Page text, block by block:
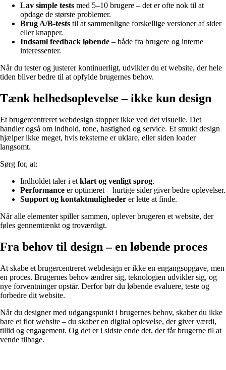
Lav simple tests med 5–10 brugere – det er ofte nok til at
opdage de største problemer.
Brug A/B-tests til at sammenligne forskellige versioner af sider
eller knapper.
Indsaml feedback løbende – både fra brugere og interne
interessenter.
Når du tester og justerer kontinuerligt, udvikler du et website, der hele
tiden bliver bedre til at opfylde brugernes behov.
Tænk helhedsoplevelse – ikke kun design
Et brugercentreret webdesign stopper ikke ved det visuelle. Det
handler også om indhold, tone, hastighed og service. Et smukt design
hjælper ikke meget, hvis teksterne er uklare, eller siden loader
langsomt.
Sørg for, at:
Indholdet taler i et klart og venligt sprog.
Performance er optimeret – hurtige sider giver bedre oplevelser.
Support og kontaktmuligheder er lette at finde.
Når alle elementer spiller sammen, oplever brugeren et website, der
føles gennemtænkt og troværdigt.
Fra behov til design – en løbende proces
At skabe et brugercentreret webdesign er ikke en engangsopgave, men
en proces. Brugernes behov ændrer sig, teknologien udvikler sig, og
nye forventninger opstår. Derfor bør du løbende evaluere, teste og
forbedre dit website.
Når du designer med udgangspunkt i brugernes behov, skaber du ikke
bare et flot website – du skaber en digital oplevelse, der giver værdi,
tillid og engagement. Og det er i sidste ende det, der får brugerne til at
vende tilbage.